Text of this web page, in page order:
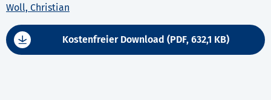
Woll, Christian
Kostenfreier Download (PDF, 632,1 KB)